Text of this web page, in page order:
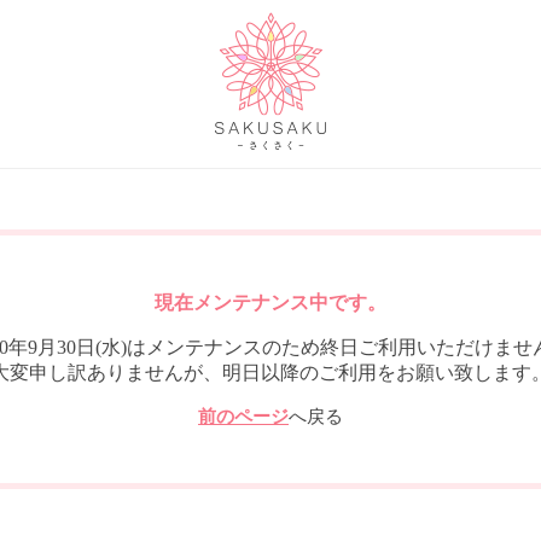
現在メンテナンス中です。
年9月30日(水)はメンテナンスのため終日ご利用いただけませ
変申し訳ありませんが、明日以降のご利用をお願い致します
前のページへ戻る